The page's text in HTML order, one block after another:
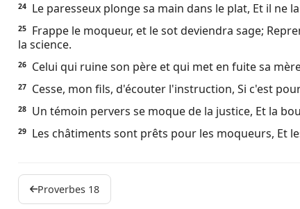
24 Le paresseux plonge sa main dans le plat, Et il ne
25
Frappe le moqueur, et le sot deviendra sage;
la science.
26 Celui qui ruine son père et qui met en fuite sa
27 Cesse, mon fils, d'écouter l'instruction, Si c'est
28 Un témoin pervers se moque de la justice, Et la
29 Les châtiments sont prêts pour les moqueurs, Et
Proverbes 18